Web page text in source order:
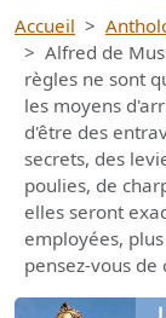
Accueil
Alfred de
règles ne sont
les moyens
d'être des
secrets, des
poulies, de
elles seront
employées,
pensez-vous